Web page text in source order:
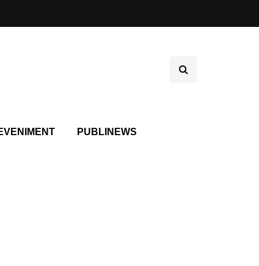
PUBLINEWS